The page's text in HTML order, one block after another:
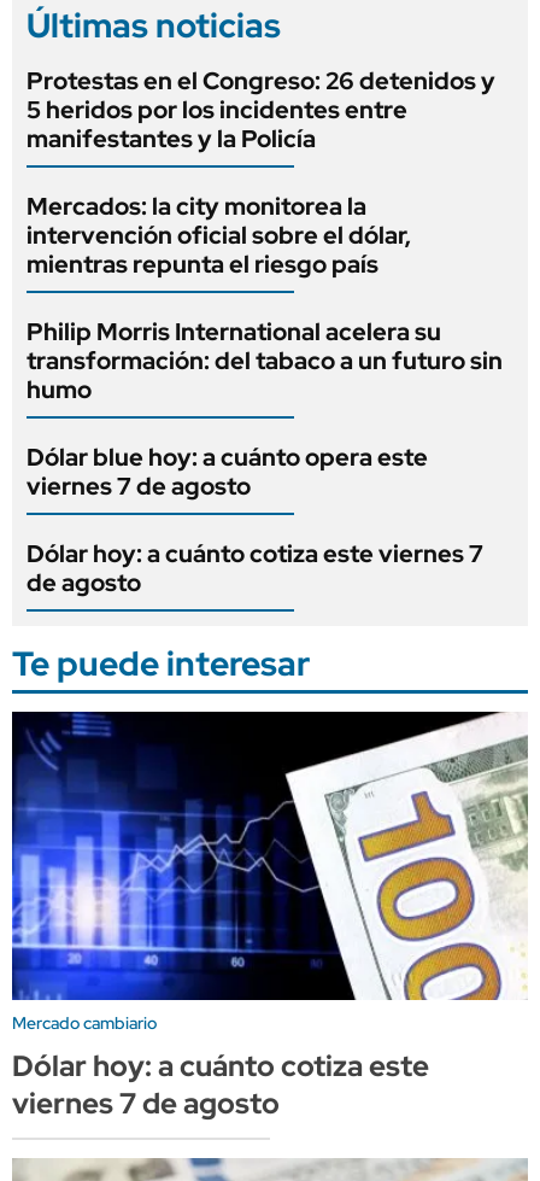
Últimas noticias
Protestas en el Congreso: 26 detenidos y
5 heridos por los incidentes entre
manifestantes y la Policía
Mercados: la city monitorea la
intervención oficial sobre el dólar,
mientras repunta el riesgo país
Philip Morris International acelera su
transformación: del tabaco a un futuro sin
humo
Dólar blue hoy: a cuánto opera este
viernes 7 de agosto
Dólar hoy: a cuánto cotiza este viernes 7
de agosto
Te puede interesar
Mercado cambiario
Dólar hoy: a cuánto cotiza este
viernes 7 de agosto